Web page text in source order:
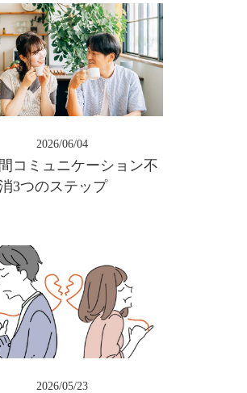
2026/06/04
コミュニケーション不
3つのステップ
2026/05/23